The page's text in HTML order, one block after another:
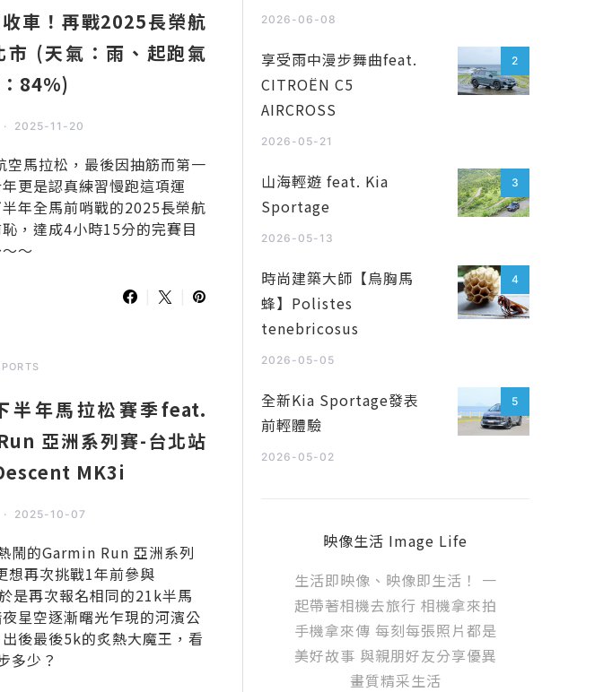
車！再戰2025長榮航
(天氣：雨、起跑氣
84%)
2025-11-20
馬拉松，最後因抽筋而第一
更是認真練習慢跑這項運
年全馬前哨戰的2025長榮航
，達成4小時15分的完賽目
～
半年馬拉松賽季feat.
亞洲系列賽-台北站
MK3i
2025-10-07
鬧的Garmin Run 亞洲系列
想再次挑戰1年前參與
是再次報名相同的21k半馬
星空逐漸曙光乍現的河濱公
後最後5k的炙熱大魔王，看
多少？
2026-06-08
2
享受雨中漫步舞曲feat.
CITROËN C5
AIRCROSS
2026-05-21
3
山海輕遊 feat. Kia
Sportage
2026-05-13
4
時尚建築大師【烏胸馬
蜂】Polistes
tenebricosus
2026-05-05
5
全新Kia Sportage發表
前輕體驗
2026-05-02
映像生活 Image Life
生活即映像、映像即生活！ 一
起帶著相機去旅行 相機拿來拍
手機拿來傳 每刻每張照片都是
美好故事 與親朋好友分享優異
畫質精采生活